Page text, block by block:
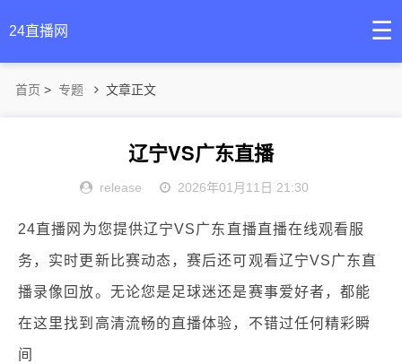
24直播网 ☰
首页 > 专题 文章正文
辽宁VS广东直播
release 2026年01月11日 21:30
24直播网为您提供辽宁VS广东直播直播在线观看服
务，实时更新比赛动态，赛后还可观看辽宁VS广东直
播录像回放。无论您是足球迷还是赛事爱好者，都能
在这里找到高清流畅的直播体验，不错过任何精彩瞬
间